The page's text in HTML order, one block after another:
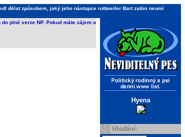
dělat způsobem, jaký jeho nástupce rottweiler Bart zatím neumí
Hyena
Hledání:
plné verze NP. Pokud máte zájem o